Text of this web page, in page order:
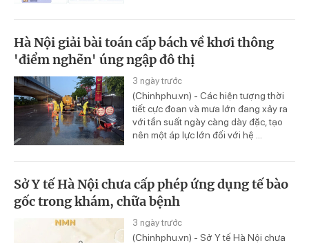
Hà Nội giải bài toán cấp bách về khơi thông
'điểm nghẽn' úng ngập đô thị
3 ngày trước
(Chinhphu.vn) - Các hiện tượng thời
tiết cực đoan và mưa lớn đang xảy ra
với tần suất ngày càng dày đặc, tạo
nên một áp lực lớn đối với hệ ...
Sở Y tế Hà Nội chưa cấp phép ứng dụng tế bào
gốc trong khám, chữa bệnh
3 ngày trước
(Chinhphu.vn) - Sở Y tế Hà Nội chưa